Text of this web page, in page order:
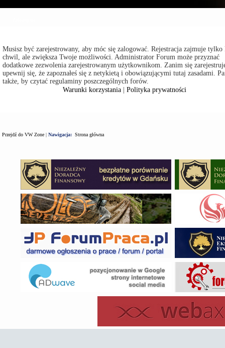
Musisz być zarejestrowany, aby móc się zalogować. Rejestracja zajmuje
chwil, ale zwiększa Twoje możliwości. Administrator Forum może przyznać
dodatkowe zezwolenia zarejestrowanym użytkownikom. Zanim się
upewnij się, że zapoznałeś się z netykietą i obowiązującymi tutaj zasadami.
także, by czytać regulaminy poszczególnych forów.
Warunki korzystania |Polityka prywatności
Przejdź do VW Zone | Nawigacja: Strona główna